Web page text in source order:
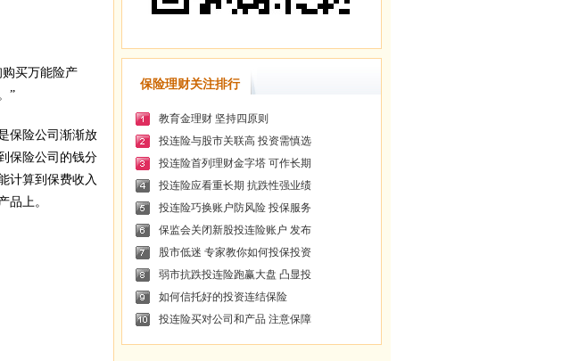
买万能险产
”
保险公司渐渐放
保险公司的钱分
计算到保费收入
品上。
保险理财关注排行
教育金理财 坚持四原则
投连险与股市关联高 投资需慎选
投连险首列理财金字塔 可作长期
投连险应看重长期 抗跌性强业绩
投连险巧换账户防风险 投保服务
保监会关闭新股投连险账户 发布
股市低迷 专家教你如何投保投资
弱市抗跌投连险跑赢大盘 凸显投
如何信托好的投资连结保险
投连险买对公司和产品 注意保障